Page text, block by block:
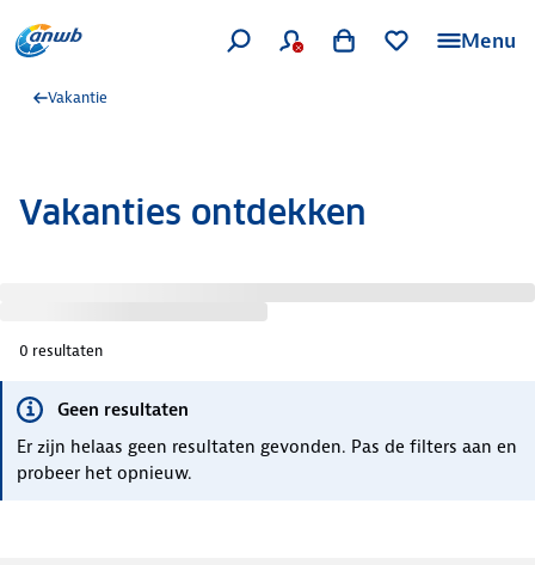
Menu
Vakantie
Vakanties ontdekken
0 resultaten
Geen resultaten
Er zijn helaas geen resultaten gevonden. Pas de filters aan en
probeer het opnieuw.